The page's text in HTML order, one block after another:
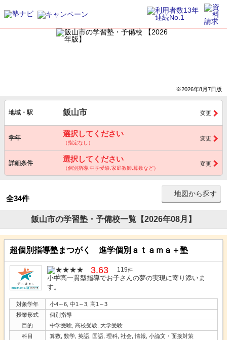
※2026年8月7日版
地域・駅 飯山市 変更
学年 選択してください
（指定なし）
変更
詳細条件 選択してください
（個別指導,中学受験,家庭教師,算数など）
変更
全34件
地図から探す
飯山市の学習塾・予備校一覧【2026年08月】
超個別指導塾まつがく 進学個別ａｔａｍａ＋塾
3.63 119件
小中高一貫型指導でお子さんの夢の実現に寄り添いま
す。
対象学年
小4～6, 中1～3, 高1～3
授業形式
個別指導
目的
中学受験, 高校受験, 大学受験
科目
算数, 数学, 英語, 国語, 理科, 社会, 情報, 小論文・面接対策